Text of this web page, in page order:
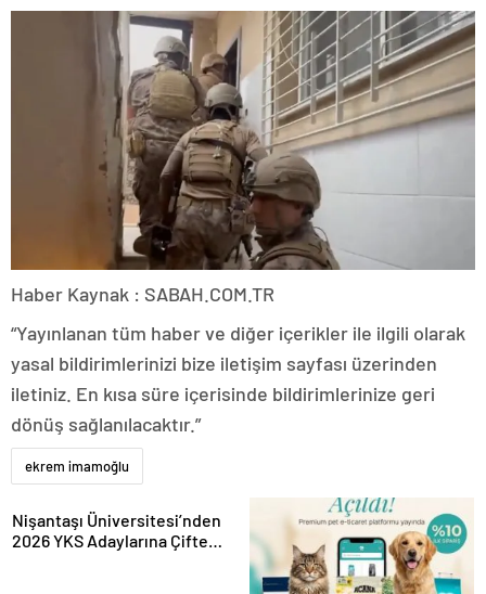
Haber Kaynak : SABAH.COM.TR
“Yayınlanan tüm haber ve diğer içerikler ile ilgili olarak
yasal bildirimlerinizi bize iletişim sayfası üzerinden
iletiniz. En kısa süre içerisinde bildirimlerinize geri
dönüş sağlanılacaktır.”
ekrem imamoğlu
Nişantaşı Üniversitesi’nden
2026 YKS Adaylarına Çifte